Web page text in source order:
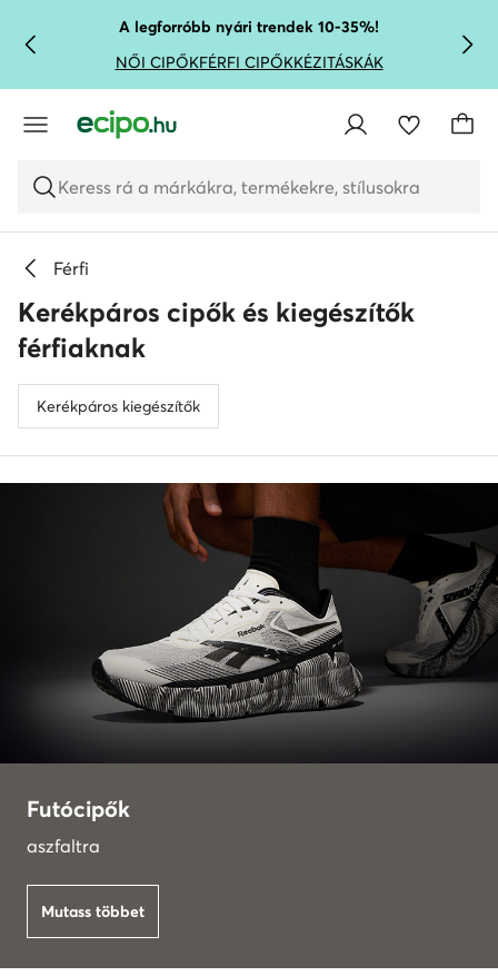
UGRÁS A FŐ TARTALOMRA
UGRÁS A KERESÉSHEZA legforróbb nyári trendek 10-35%!
NŐI CIPŐKFÉRFI CIPŐKKÉZITÁSKÁK
Keress rá a márkákra, termékekre, stílusokra
Férfi
Kerékpáros cipők és kiegészítők
férfiaknak
Kerékpáros kiegészítők
Futócipők
aszfaltra
Mutass többet